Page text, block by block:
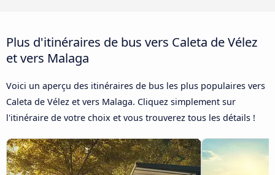
Plus d'itinéraires de bus vers Caleta de Vélez
et vers Malaga
Voici un aperçu des itinéraires de bus les plus populaires vers
Caleta de Vélez et vers Malaga. Cliquez simplement sur
l'itinéraire de votre choix et vous trouverez tous les détails !